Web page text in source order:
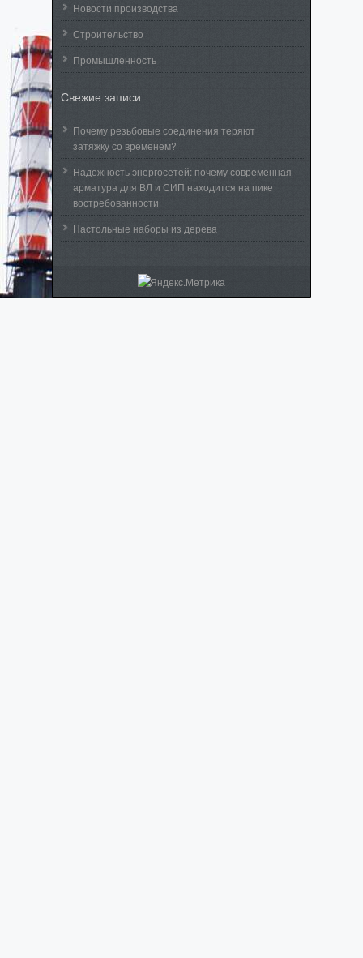
Новости производства
Строительство
Промышленность
Свежие записи
Почему резьбовые соединения теряют
затяжку со временем?
Надежность энергосетей: почему современная
арматура для ВЛ и СИП находится на пике
востребованности
Настольные наборы из дерева